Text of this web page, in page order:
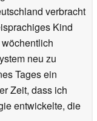
verbracht
Kind
neu zu
Tages ein
Zeit, dass ich
entwickelte, die